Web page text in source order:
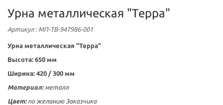
Урна металлическая "Терра"
Артикул: МП-ТВ-947986-001
Урна металлическая "Терра"
Высота: 650 мм
Ширина: 420 / 300 мм
Материал:металл
Цвет:по желанию Заказчика